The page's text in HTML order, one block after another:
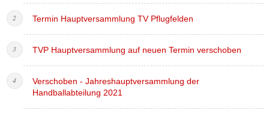
Termin Hauptversammlung TV Pflugfelden
TVP Hauptversammlung auf neuen Termin verschoben
Verschoben - Jahreshauptversammlung der
Handballabteilung 2021